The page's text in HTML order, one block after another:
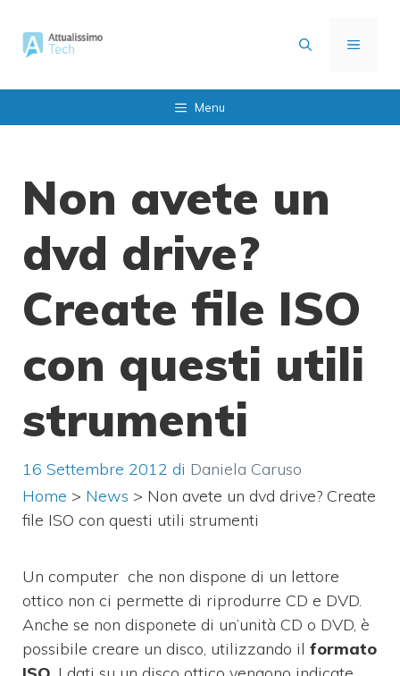
contenuto
MENU
Menu
Non avete un
dvd drive?
Create file ISO
con questi utili
strumenti
16 Settembre 2012 di Daniela Caruso
Home > News > Non avete un dvd drive? Create
file ISO con questi utili strumenti
Un computer che non dispone di un lettore
ottico non ci permette di riprodurre CD e DVD.
Anche se non disponete di un’unità CD o DVD, è
possibile creare un disco, utilizzando il formato